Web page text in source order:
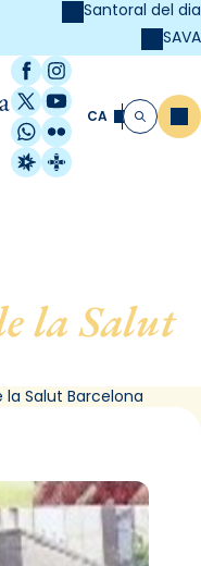
Santoral del dia
SAVA
Facebook
Instagram
X / Twitter
YouTube
WhatsApp
Flickr
Radio Estel
Catalunya
CA Cerca
la Salut
la Salut Barcelona